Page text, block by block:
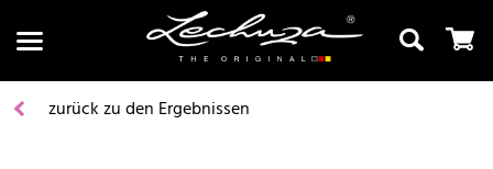
zurück zu den Ergebnissen